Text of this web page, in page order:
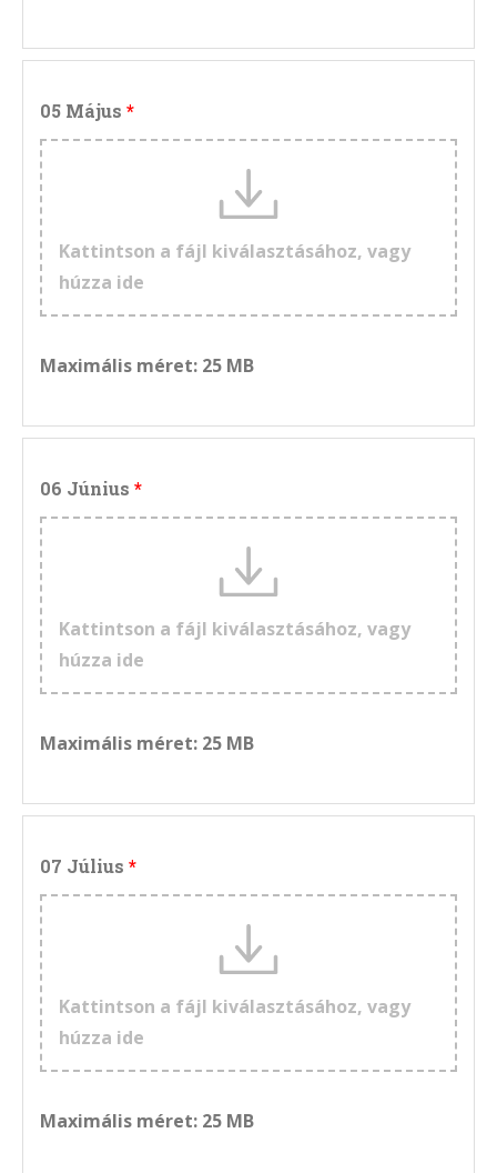
05 Május
Kattintson a fájl kiválasztásához, vagy
húzza ide
Maximális méret: 25 MB
06 Június
Kattintson a fájl kiválasztásához, vagy
húzza ide
Maximális méret: 25 MB
07 Július
Kattintson a fájl kiválasztásához, vagy
húzza ide
Maximális méret: 25 MB